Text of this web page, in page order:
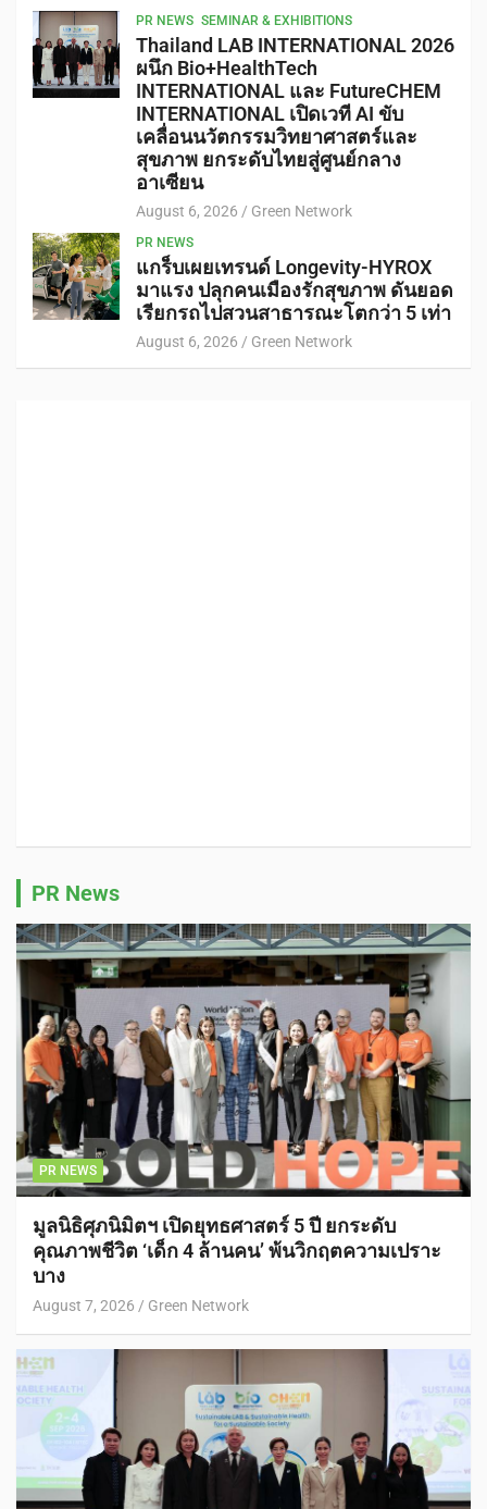
PR NEWS SEMINAR & EXHIBITIONS
Thailand LAB INTERNATIONAL 2026
ผนึก Bio+HealthTech
INTERNATIONAL และ FutureCHEM
INTERNATIONAL เปิดเวที AI ขับ
เคลื่อนนวัตกรรมวิทยาศาสตร์และ
สุขภาพ ยกระดับไทยสู่ศูนย์กลาง
อาเซียน
August 6, 2026 Green Network
PR NEWS
แกร็บเผยเทรนด์ Longevity-HYROX
มาแรง ปลุกคนเมืองรักสุขภาพ ดันยอด
เรียกรถไปสวนสาธารณะโตกว่า 5 เท่า
August 6, 2026 Green Network
PR News
PR NEWS
มูลนิธิศุภนิมิตฯ เปิดยุทธศาสตร์ 5 ปี ยกระดับ
คุณภาพชีวิต ‘เด็ก 4 ล้านคน’ พ้นวิกฤตความเปราะ
บาง
August 7, 2026 Green Network